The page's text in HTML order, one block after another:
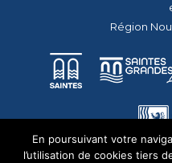
Région
En poursuivant votre
l’utilisation de cookies tiers